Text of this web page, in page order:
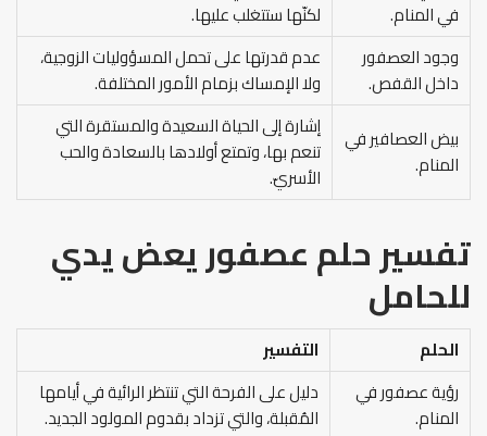
في المنام.
لكنّها ستتغلب عليها.
وجود العصفور
داخل القفص.
عدم قدرتها على تحمل المسؤوليات الزوجية،
ولا الإمساك بزمام الأمور المختلفة.
بيض العصافير في
المنام.
إشارة إلى الحياة السعيدة والمستقرة التي
تنعم بها، وتمتع أولادها بالسعادة والحب
الأسريّ.
تفسير حلم عصفور يعض يدي
للحامل
الحلم
التفسير
رؤية عصفور في
المنام.
دليل على الفرحة التي تنتظر الرائية في أيامها
المُقبلة، والتي تزداد بقدوم المولود الجديد.